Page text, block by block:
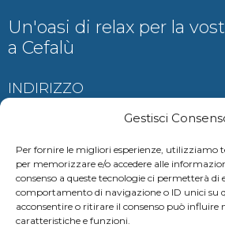
Gestisci
Per fornire le migliori esperienze, utilizziamo
per memorizzare e/o accedere alle
consenso a queste tecnologie ci permetterà di
comportamento di navigazione o ID unici su
acconsentire o ritirare il consenso può influire
caratteristiche e funzioni.
Un'oasi di relax per la
a Cefalù
INDIRIZZO
Contrada Ogliastrillo, Cefalù
CONTATTI
auramariscefalu@gmail.com